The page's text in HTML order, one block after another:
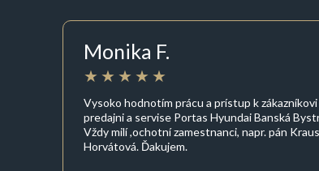
Monika F.
Vysoko hodnotím prácu a prístup k zákazníkovi
predajni a servise Portas Hyundai Banská
Vždy milí ,ochotní zamestnanci, napr. pán
Horvátová. Ďakujem.